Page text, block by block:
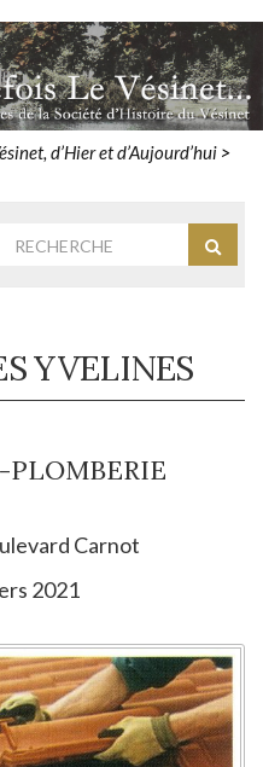
d’Hier et d’Aujourd’hui >
YVELINES
PLOMBERIE
Carnot
2021